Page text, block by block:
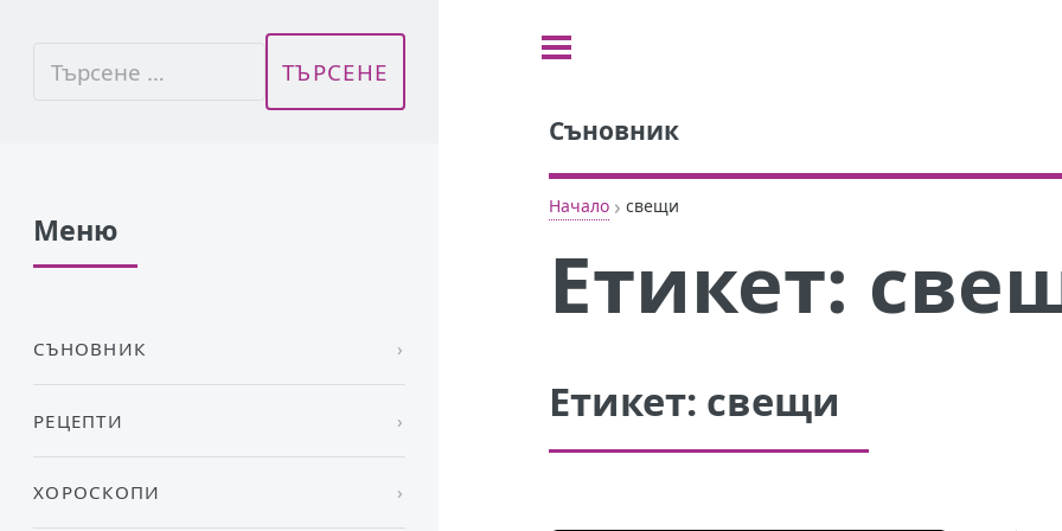
Съновник
Начало › свещи
Етикет:
Етикет: свещи
Меню
СЪНОВНИК
РЕЦЕПТИ
ХОРОСКОПИ